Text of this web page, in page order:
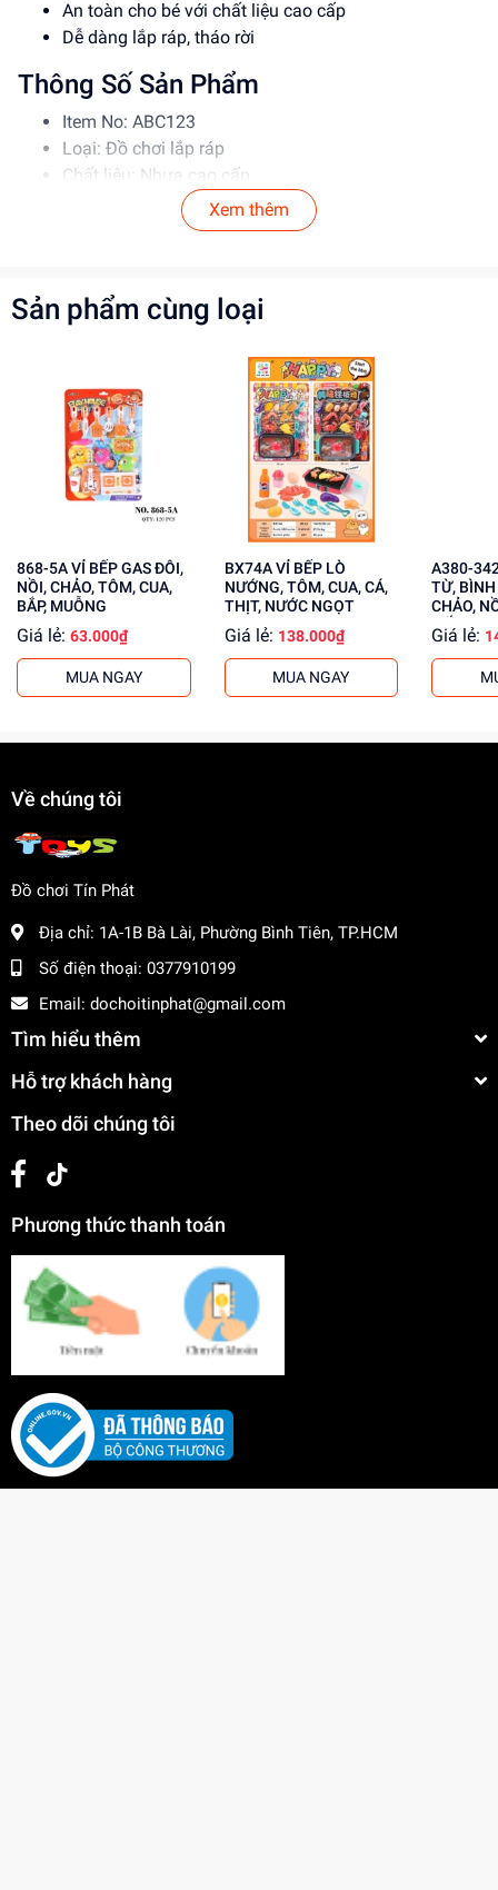
An toàn cho bé với chất liệu cao cấp
Dễ dàng lắp ráp, tháo rời
Thông Số Sản Phẩm
Item No: ABC123
Loại: Đồ chơi lắp ráp
Chất liệu: Nhựa cao cấp
Độ tuổi phù hợp: 5-12 tuổi
Lắp ráp theo đúng trình tự để đảm bảo an toàn
Lợi Ích Phát Triển
Phát triển tư duy, sáng tạo cho trẻ
Rèn luyện kỹ năng giải quyết vấn đề
Tăng cường khả năng phối hợp tay mắt
Mua ngay đồ chơi lắp ráp tại dochoitinphat.com
cung cấp giá sỉ cho khách buôn. Liên hệ ngay để biết
thêm thông tin!
Xem thêm
Sản phẩm cùng loại
868-5A VỈ BẾP GAS ĐÔI,
NỒI, CHẢO, TÔM, CUA,
BẮP, MUỖNG
Giá lẻ: 63.000₫
MUA NGAY
BX74A VỈ BẾP LÒ
NƯỚNG, TÔM, CUA, CÁ,
THỊT, NƯỚC NGỌT
Giá lẻ: 138.000₫
MUA NGAY
A380-342 VỈ BẾP
TỪ,
CHẢO,
GẤU
Giá lẻ:
Về chúng tôi
Đồ chơi Tín Phát
Địa chỉ: 1A-1B Bà Lài, Phường Bình Tiên, TP.HCM
Số điện thoại: 0377910199
Email: dochoitinphat@gmail.com
Tìm hiểu thêm
Hỗ trợ khách hàng
Theo dõi chúng tôi
Phương thức thanh toán